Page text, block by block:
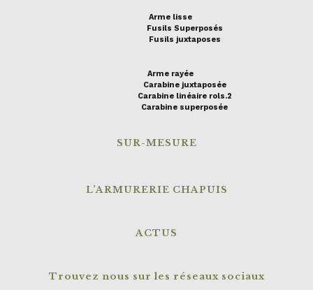
Arme lisse
Fusils Superposés
Fusils juxtaposes
Arme rayée
Carabine juxtaposée
Carabine linéaire rols.2
Carabine superposée
SUR-MESURE
L’ARMURERIE CHAPUIS
ACTUS
Trouvez nous sur les réseaux sociaux